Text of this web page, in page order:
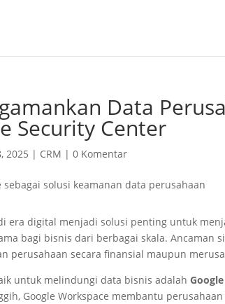
Data
Security Center
2025 | CRM |0 Komentar
era digital menjadi solusi penting untuk
bagi bisnis dari berbagai skala. Ancaman
perusahaan secara finansial maupun
untuk melindungi data bisnis adalah
Google Workspace membantu